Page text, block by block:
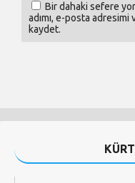
Bir dahaki sefere
adımı, e-posta adresimi
kaydet.